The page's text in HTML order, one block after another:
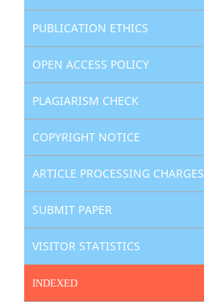
PUBLICATION ETHICS
OPEN ACCESS POLICY
PLAGIARISM CHECK
COPYRIGHT NOTICE
ARTICLE PROCESSING CHARGES
SUBMIT PAPER
VISITOR STATISTICS
INDEXED